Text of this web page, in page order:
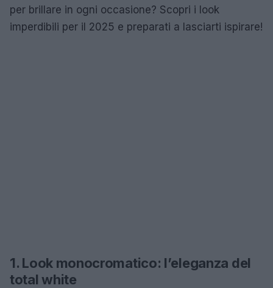
per brillare in ogni occasione? Scopri i look
imperdibili per il 2025 e preparati a lasciarti ispirare!
1. Look monocromatico: l’eleganza del
total white